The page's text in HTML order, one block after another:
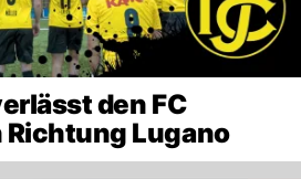
den FC
Lugano